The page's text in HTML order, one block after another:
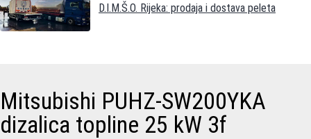
D.I.M.Š.O. Rijeka: prodaja i dostava peleta
Mitsubishi PUHZ-SW200YKA
dizalica topline 25 kW 3f